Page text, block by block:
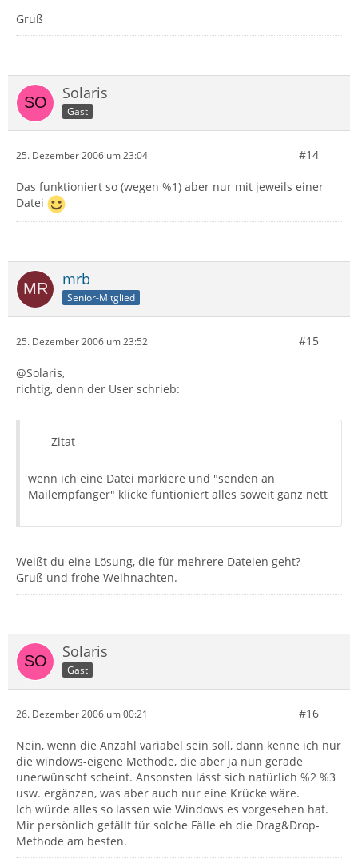
Gruß
Solaris
Gast
25. Dezember 2006 um 23:04 #14
Das funktioniert so (wegen %1) aber nur mit jeweils einer
Datei
mrb
Senior-Mitglied
25. Dezember 2006 um 23:52 #15
@Solaris,
richtig, denn der User schrieb:
Zitat
wenn ich eine Datei markiere und "senden an
Mailempfänger" klicke funtioniert alles soweit ganz nett
Weißt du eine Lösung, die für mehrere Dateien geht?
Gruß und frohe Weihnachten.
Solaris
Gast
26. Dezember 2006 um 00:21 #16
Nein, wenn die Anzahl variabel sein soll, dann kenne ich nur
die windows-eigene Methode, die aber ja nun gerade
unerwünscht scheint. Ansonsten lässt sich natürlich %2 %3
usw. ergänzen, was aber auch nur eine Krücke wäre.
Ich würde alles so lassen wie Windows es vorgesehen hat.
Mir persönlich gefällt für solche Fälle eh die Drag&Drop-
Methode am besten.